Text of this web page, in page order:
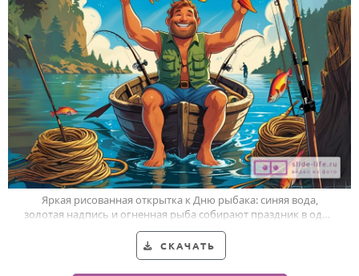
Свадьба
Годовщина свадьбы
Календарь праздников
КОМУ
Женщине
Мужчине
Маме
Папе
Яркая рисованная открытка к Дню рыбака: синяя вода,
золотая надпись и огненная рыба собирают праздник в один
эффектный кадр.
СКАЧАТЬ